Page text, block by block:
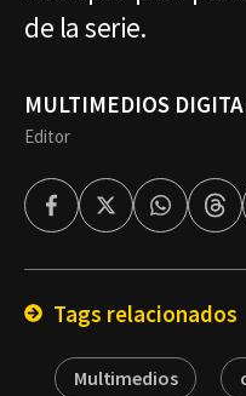
de la serie.
MULTIMEDIOS
Editor
FacebookTwitterWhatsapp
Tags relacionados
Multimedios